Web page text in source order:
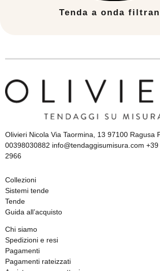
Tenda a onda
Olivieri Nicola Via Taormina, 13 97100 Ragusa
00398030882 info@tendaggisumisura.com
2966
Collezioni
Sistemi tende
Tende
Guida all’acquisto
Chi siamo
Spedizioni e resi
Pagamenti
Pagamenti rateizzati